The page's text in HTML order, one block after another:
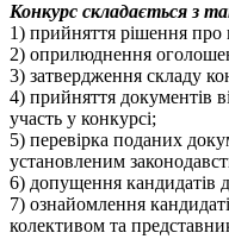
Конкурс складається з
1) прийняття рішення про
2) оприлюднення
3) затвердження складу
4) прийняття документів
участь у конкурсі;
5) перевірка поданих
установленим
6) допущення кандидатів
7) ознайомлення
колективом та